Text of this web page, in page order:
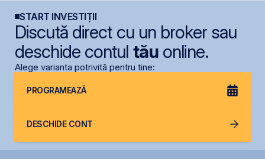
START INVESTIȚII
Discută direct cu un broker sau
deschide contul tăuonline.
Alege varianta potrivită pentru tine:
PROGRAMEAZĂ
DESCHIDE CONT